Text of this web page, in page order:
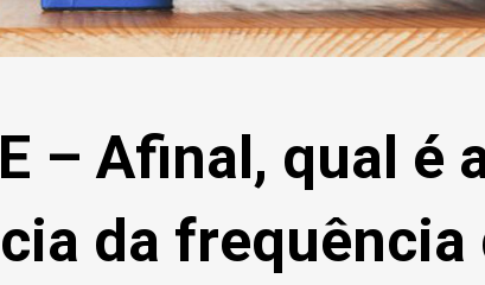
– Afinal, qual é
da frequência